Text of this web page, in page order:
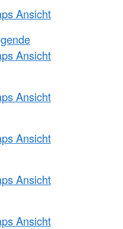
Ansicht
Ansicht
Ansicht
Ansicht
Ansicht
Ansicht